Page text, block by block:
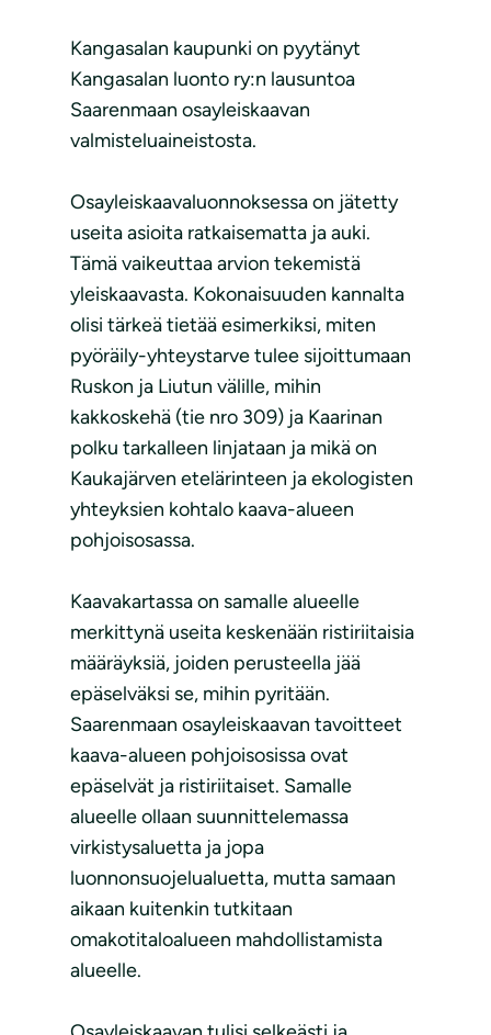
Kangasalan kaupunki on pyytänyt
Kangasalan luonto ry:n lausuntoa
Saarenmaan osayleiskaavan
valmisteluaineistosta.
Osayleiskaavaluonnoksessa on jätetty
useita asioita ratkaisematta ja auki.
Tämä vaikeuttaa arvion tekemistä
yleiskaavasta. Kokonaisuuden kannalta
olisi tärkeä tietää esimerkiksi, miten
pyöräily-yhteystarve tulee sijoittumaan
Ruskon ja Liutun välille, mihin
kakkoskehä (tie nro 309) ja Kaarinan
polku tarkalleen linjataan ja mikä on
Kaukajärven etelärinteen ja ekologisten
yhteyksien kohtalo kaava-alueen
pohjoisosassa.
Kaavakartassa on samalle alueelle
merkittynä useita keskenään ristiriitaisia
määräyksiä, joiden perusteella jää
epäselväksi se, mihin pyritään.
Saarenmaan osayleiskaavan tavoitteet
kaava-alueen pohjoisosissa ovat
epäselvät ja ristiriitaiset. Samalle
alueelle ollaan suunnittelemassa
virkistysaluetta ja jopa
luonnonsuojelualuetta, mutta samaan
aikaan kuitenkin tutkitaan
omakotitaloalueen mahdollistamista
alueelle.